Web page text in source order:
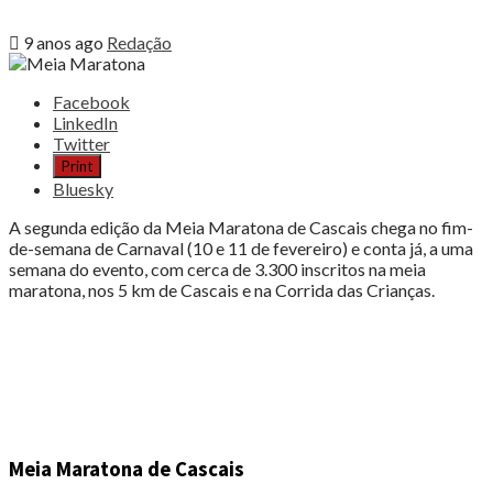
9 anos ago Redação
Share
post
"Meia
Maratona
Cascais
chega
com
o
Facebook
LinkedIn
Twitter
Print
Bluesky
A segunda edição da Meia Maratona de Cascais chega no fim-
de-semana de Carnaval (10 e 11 de fevereiro) e conta já, a uma
semana do evento, com cerca de 3.300 inscritos na meia
maratona, nos 5 km de Cascais e na Corrida das Crianças.
Meia Maratona de Cascais